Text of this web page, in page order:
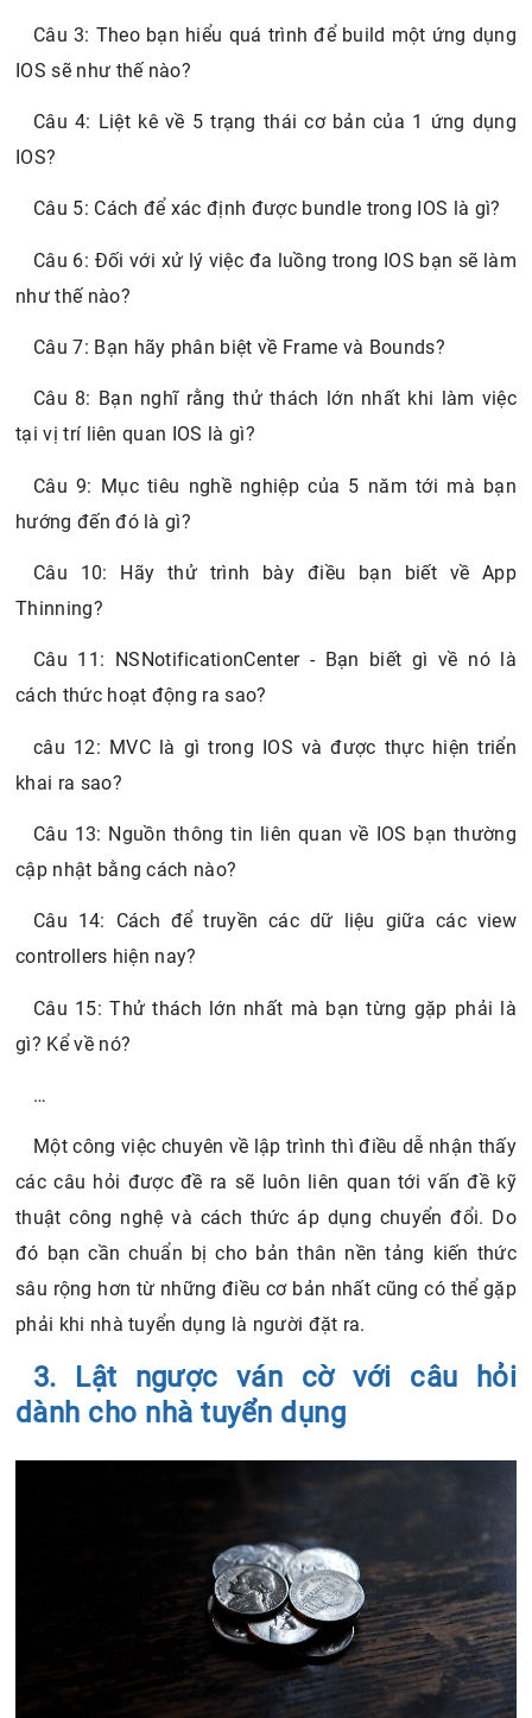
Câu 3: Theo bạn hiểu quá trình để build một ứng dụng
IOS sẽ như thế nào?
Câu 4: Liệt kê về 5 trạng thái cơ bản của 1 ứng dụng
IOS?
Câu 5: Cách để xác định được bundle trong IOS là gì?
Câu 6: Đối với xử lý việc đa luồng trong IOS bạn sẽ làm
như thế nào?
Câu 7: Bạn hãy phân biệt về Frame và Bounds?
Câu 8: Bạn nghĩ rằng thử thách lớn nhất khi làm việc
tại vị trí liên quan IOS là gì?
Câu 9: Mục tiêu nghề nghiệp của 5 năm tới mà bạn
hướng đến đó là gì?
Câu 10: Hãy thử trình bày điều bạn biết về App
Thinning?
Câu 11: NSNotificationCenter - Bạn biết gì về nó là
cách thức hoạt động ra sao?
câu 12: MVC là gì trong IOS và được thực hiện triển
khai ra sao?
Câu 13: Nguồn thông tin liên quan về IOS bạn thường
cập nhật bằng cách nào?
Câu 14: Cách để truyền các dữ liệu giữa các view
controllers hiện nay?
Câu 15: Thử thách lớn nhất mà bạn từng gặp phải là
gì? Kể về nó?
…
Một công việc chuyên về lập trình thì điều dễ nhận thấy
các câu hỏi được đề ra sẽ luôn liên quan tới vấn đề kỹ
thuật công nghệ và cách thức áp dụng chuyển đổi. Do
đó bạn cần chuẩn bị cho bản thân nền tảng kiến thức
sâu rộng hơn từ những điều cơ bản nhất cũng có thể gặp
phải khi nhà tuyển dụng là người đặt ra.
3. Lật ngược ván cờ với câu hỏi
dành cho nhà tuyển dụng